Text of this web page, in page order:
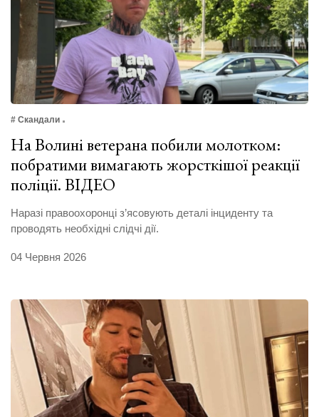
# Скандали
На Волині ветерана побили молотком:
побратими вимагають жорсткішої реакції
поліції. ВІДЕО
Наразі правоохоронці з’ясовують деталі інциденту та
проводять необхідні слідчі дії.
04 Червня 2026